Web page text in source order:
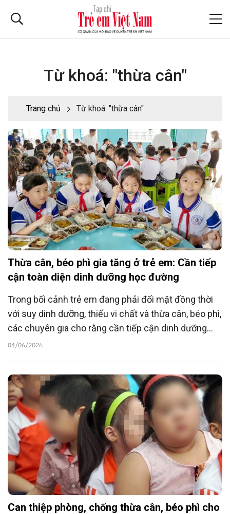
Từ khoá: "thừa cân"
Trang chủ Từ khoá: "thừa cân"
Thừa cân, béo phì gia tăng ở trẻ em: Cần tiếp
cận toàn diện dinh dưỡng học đường
Trong bối cảnh trẻ em đang phải đối mặt đồng thời
với suy dinh dưỡng, thiếu vi chất và thừa cân, béo phì,
các chuyên gia cho rằng cần tiếp cận dinh dưỡng
học đường theo hướng toàn diện, gắn với giáo dục
lượng nguồn nhân lực trong tương lai.
04/06/2026
Can thiệp phòng, chống thừa cân, béo phì cho